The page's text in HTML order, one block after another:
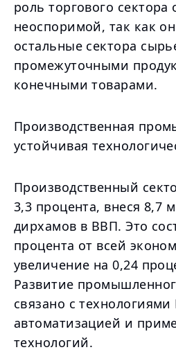
роль торгового сектора
неоспоримой, так как
остальные сектора
промежуточными
конечными товарами.
Производственная
устойчивая
Производственный
3,3 процента, внеся 8,7
дирхамов в ВВП. Это
процента от всей
увеличение на 0,24
Развитие
связано с
автоматизацией и
технологий.